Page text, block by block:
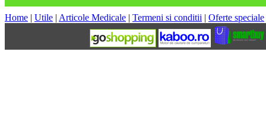
Home | Utile | Articole Medicale | Termeni si conditii | Oferte speciale